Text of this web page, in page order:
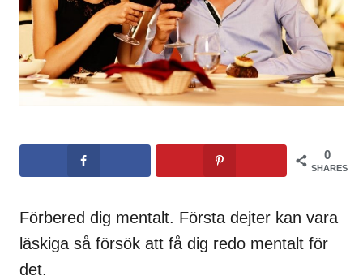
0
SHARES
Förbered dig mentalt. Första dejter kan vara
läskiga så försök att få dig redo mentalt för
det.